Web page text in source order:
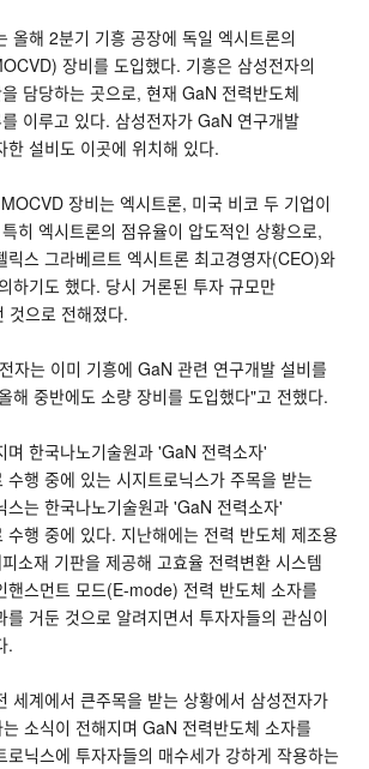
올해 2분기 기흥 공장에 독일 엑시트론의
장비를 도입했다. 기흥은 삼성전자의
담당하는 곳으로, 현재 GaN 전력반도체
이루고 있다. 삼성전자가 GaN 연구개발
설비도 이곳에 위치해 있다.
장비는 엑시트론, 미국 비코 두 기업이
히 엑시트론의 점유율이 압도적인 상황으로,
릭스 그라베르트 엑시트론 최고경영자(CEO)와
하기도 했다. 당시 거론된 투자 규모만
것으로 전해졌다.
자는 이미 기흥에 GaN 관련 연구개발 설비를
해 중반에도 소량 장비를 도입했다"고 전했다.
며 한국나노기술원과 'GaN 전력소자'
수행 중에 있는 시지트로닉스가 주목을 받는
스는 한국나노기술원과 'GaN 전력소자'
수행 중에 있다. 지난해에는 전력 반도체 제조용
소재 기판을 제공해 고효율 전력변환 시스템
핸스먼트 모드(E-mode) 전력 반도체 소자를
를 거둔 것으로 알려지면서 투자자들의 관심이
.
세계에서 큰주목을 받는 상황에서 삼성전자가
소식이 전해지며 GaN 전력반도체 소자를
로닉스에 투자자들의 매수세가 강하게 작용하는